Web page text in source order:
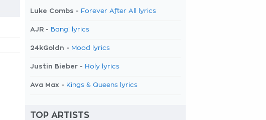
Luke Combs - Forever After All lyrics
AJR - Bang! lyrics
24kGoldn - Mood lyrics
Justin Bieber - Holy lyrics
Ava Max - Kings & Queens lyrics
TOP ARTISTS